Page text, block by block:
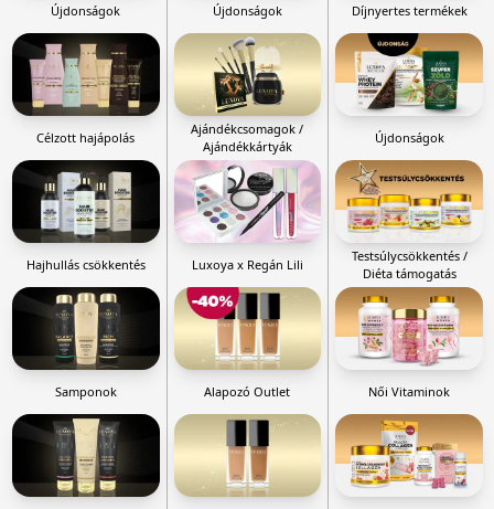
Újdonságok
Célzott hajápolás
Hajhullás csökkentés
Samponok
Újdonságok
Ajándékcsomagok /
Ajándékkártyák
Luxoya x Regán Lili
Alapozó Outlet
Díjnyertes termékek
Újdonságok
Testsúlycsökkentés /
Diéta támogatás
Női Vitaminok